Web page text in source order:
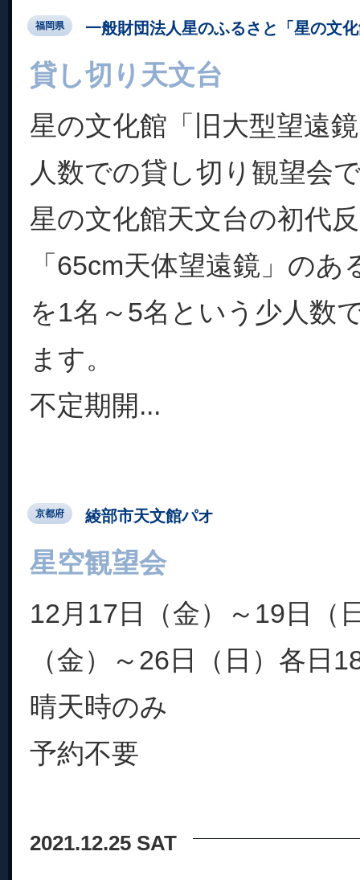
福岡県 一般財団法人星のふるさと「星の文
貸し切り天文台
星の文化館「旧大型望遠
人数での貸し切り観望会
星の文化館天文台の初代
「65cm天体望遠鏡」の
を1名～5名という少人数
ます。
不定期開...
京都府 綾部市天文館パオ
星空観望会
12月17日（金）～19日（
（金）～26日（日）各日
晴天時のみ
予約不要
2021.12.25 SAT